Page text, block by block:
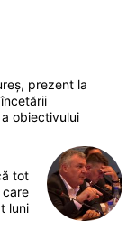
prezent la
obiectivului
tot
care
luni